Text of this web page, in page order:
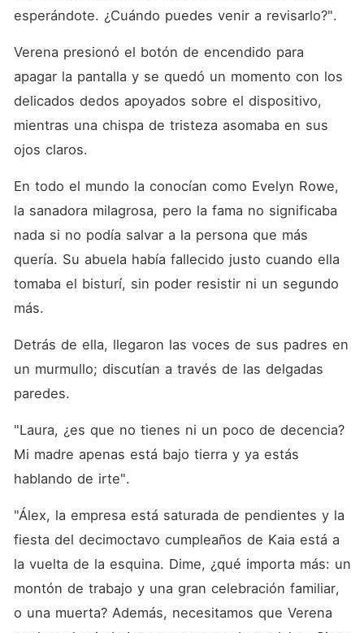
esperándote. ¿Cuándo puedes venir a revisarlo?".
Verena presionó el botón de encendido para
apagar la pantalla y se quedó un momento con los
delicados dedos apoyados sobre el dispositivo,
mientras una chispa de tristeza asomaba en sus
ojos claros.
En todo el mundo la conocían como Evelyn Rowe,
la sanadora milagrosa, pero la fama no significaba
nada si no podía salvar a la persona que más
quería. Su abuela había fallecido justo cuando ella
tomaba el bisturí, sin poder resistir ni un segundo
más.
Detrás de ella, llegaron las voces de sus padres en
un murmullo; discutían a través de las delgadas
paredes.
"Laura, ¿es que no tienes ni un poco de decencia?
Mi madre apenas está bajo tierra y ya estás
hablando de irte".
"Álex, la empresa está saturada de pendientes y la
fiesta del decimoctavo cumpleaños de Kaia está a
la vuelta de la esquina. Dime, ¿qué importa más: un
montón de trabajo y una gran celebración familiar,
o una muerta? Además, necesitamos que Verena